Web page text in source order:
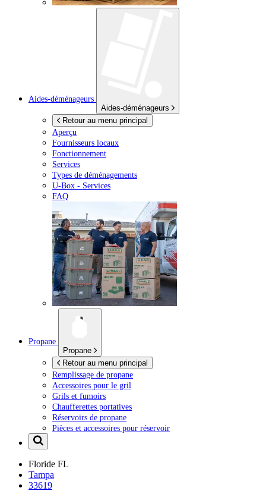
Aides-déménageurs
Aides-déménageurs
Retour au menu principal
Aperçu
Fournisseurs locaux
Fonctionnement
Services
Types de déménagements
U-Box - Services
FAQ
Propane
Propane
Retour au menu principal
Remplissage de propane
Accessoires pour le gril
Grils et fumoirs
Chaufferettes portatives
Réservoirs de propane
Pièces et accessoires pour réservoir
Floride FL
Tampa
33619